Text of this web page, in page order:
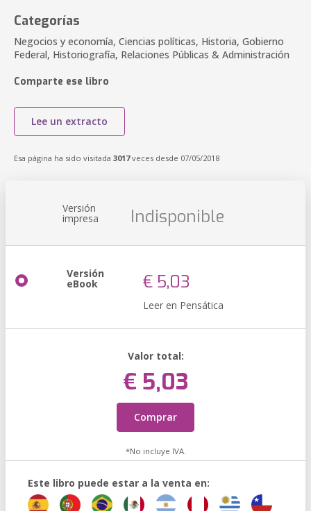
Categorías
Negocios y economía, Ciencias políticas, Historia, Gobierno
Federal, Historiografía, Relaciones Públicas & Administración
Comparte ese libro
Lee un extracto
Esa página ha sido visitada 3017veces desde 07/05/2018
Versión
impresa Indisponible
Versión
eBook € 5,03
Leer en Pensática
Valor total:
€ 5,03
Comprar
*No incluye IVA.
Este libro puede estar a la venta en: